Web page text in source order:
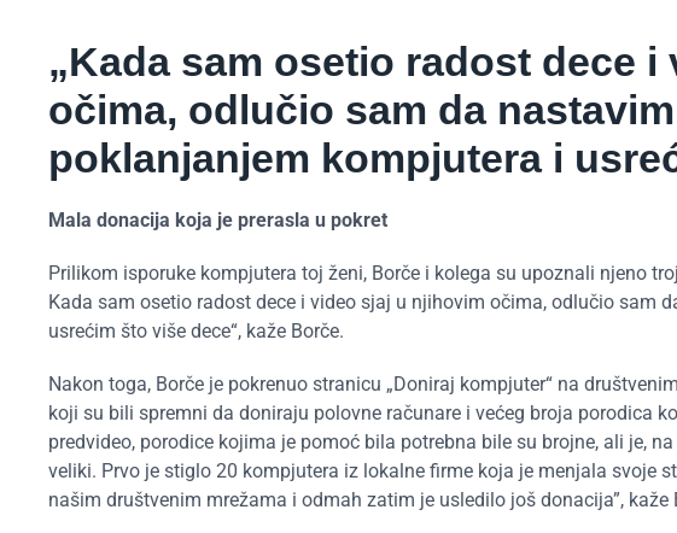
„Kada sam osetio radost dece
očima, odlučio sam da
poklanjanjem kompjutera i
Mala donacija koja je prerasla u pokret
Prilikom isporuke kompjutera toj ženi, Borče i kolega su upoznali njeno
Kada sam osetio radost dece i video sjaj u njihovim očima, odlučio sam
usrećim što više dece“, kaže Borče.
Nakon toga, Borče je pokrenuo stranicu „Doniraj kompjuter“ na
koji su bili spremni da doniraju polovne računare i većeg broja porodica
predvideo, porodice kojima je pomoć bila potrebna bile su brojne, ali je,
veliki. Prvo je stiglo 20 kompjutera iz lokalne firme koja je menjala svoje
našim društvenim mrežama i odmah zatim je usledilo još donacija”, kaže